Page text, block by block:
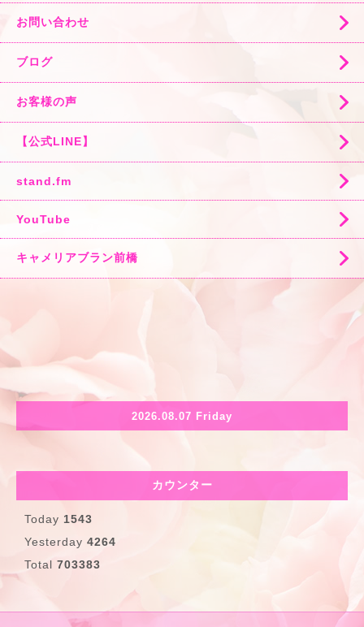
お問い合わせ
ブログ
お客様の声
【公式LINE】
stand.fm
YouTube
キャメリアブラン前橋
2026.08.07 Friday
カウンター
Today 1543
Yesterday 4264
Total 703383